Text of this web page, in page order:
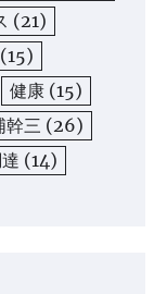
(21)
(15)
健康 (15)
幹三 (26)
(14)